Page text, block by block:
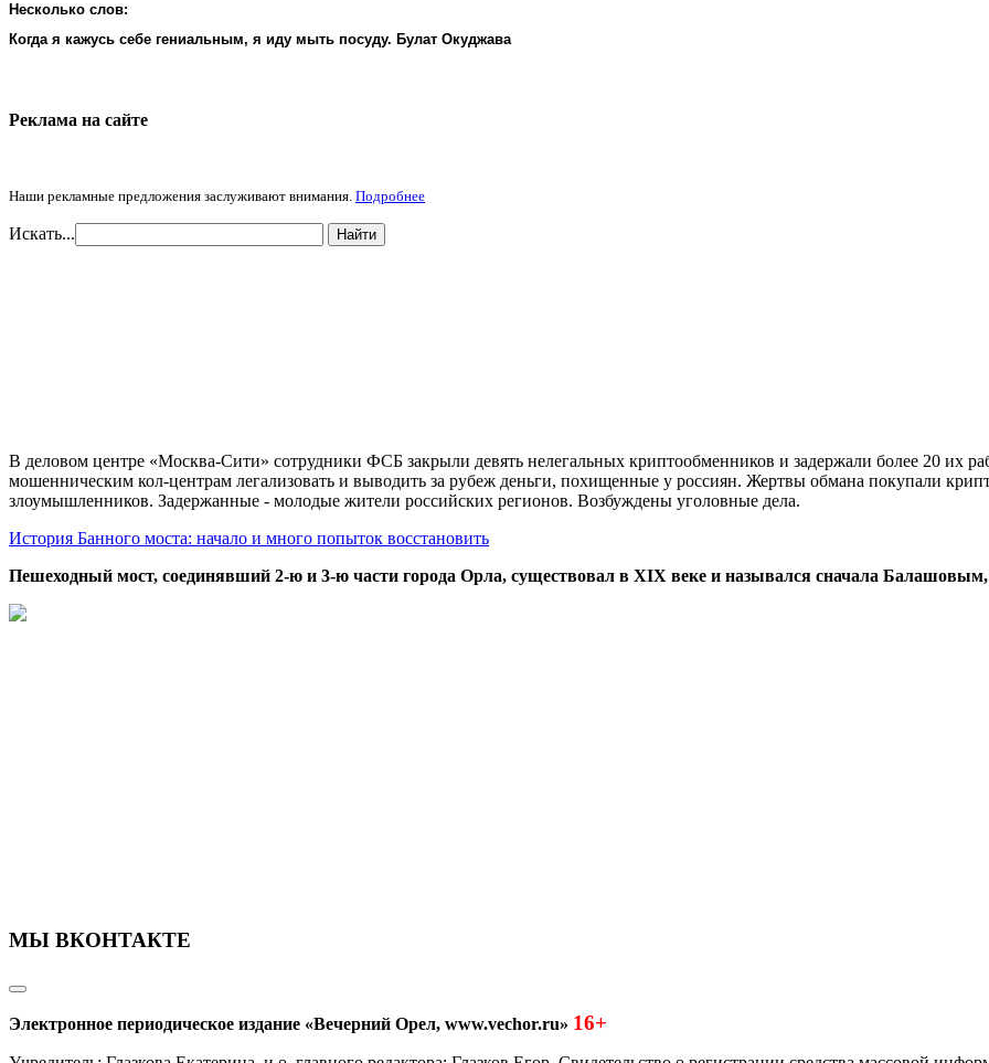
Несколько слов:
Когда я кажусь себе гениальным, я иду мыть посуду. Булат Окуджава
Реклама на cайте
Наши рекламные предложения заслуживают внимания. Подробнее
Искать... Найти
В деловом центре «Москва-Сити» сотрудники ФСБ закрыли девять нелегальных криптообменников и задержали более 20 их
мошенническим кол-центрам легализовать и выводить за рубеж деньги, похищенные у россиян. Жертвы обмана покупали
злоумышленников. Задержанные - молодые жители российских регионов. Возбуждены уголовные дела.
История Банного моста: начало и много попыток восстановить
Пешеходный мост, соединявший 2-ю и 3-ю части города Орла, существовал в XIX веке и назывался сначала
МЫ ВКОНТАКТЕ
Электронное периодическое издание «Вечерний Орел, www.vechor.ru» 16+